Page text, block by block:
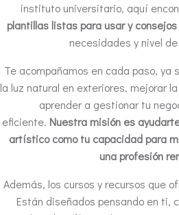
instituto universitario, aquí
plantillas listas para usar y
necesidades y nivel
Te acompañamos en cada paso,
la luz natural en exteriores, mejorar
aprender a gestionar tu
eficiente. Nuestra misión es
artístico como tu capacidad para
una profesión
Además, los cursos y recursos que
Están diseñados pensando en ti,